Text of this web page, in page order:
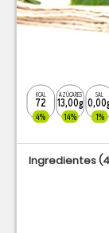
KCAL
72
4%
AZÚCARES
13,00g
14%
SAL
1%
Ingredientes